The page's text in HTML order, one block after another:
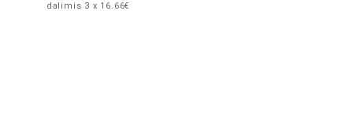
dalimis 3 x 16.66€